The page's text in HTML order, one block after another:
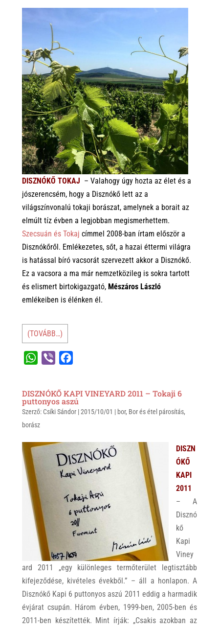
p
o
DISZNÓKŐ TOKAJ – Valahogy úgy hozta az élet és a
jószerencsém, hogy a Disznókő lett az a
világszínvonalú tokaji borászat, amelynek a borait az
elmúlt tíz évben a legjobban megismerhettem.
Szecsuán és Tokaj címmel 2008-ban írtam először a
Disznókőről. Emlékezetes, sőt, a hazai éttermi világra
is hatással bíró vacsorát szervezett akkor a Disznókő.
Ez a vacsora a ma már nemzetközileg is sokra tartott
és elismert birtokigazgató, Mészáros László
emlékeiben is élénken él.
(TOVÁBB…)
t
s
A
p
e
r
e
b
o
k
DISZNÓKŐ KAPI VINEYARD 2011 – Tokaji 6
puttonyos aszú
Szerző: Csíki Sándor|2015/10/01 | bor, Bor és étel párosítás,
borász
DISZN
ÓKŐ
KAPI
2011
– A
Disznó
kő
Kapi
Viney
ard 2011 „egy különleges termőterület legtisztább
kifejeződése, kivételes évekből.” – áll a honlapon. A
Disznókő Kapi 6 puttonyos aszú 2011 eddig a harmadik
évjárat csupán. Három évben, 1999-ben, 2005-ben és
2011-ben készítették. Mint írják: „Csakis azokban az